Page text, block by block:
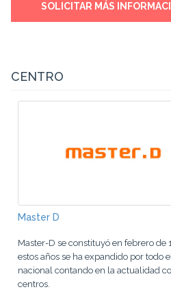
SOLICITAR MÁS
CENTRO
Master D
Master-D se constituyó en febrero de
estos años se ha expandido por todo
nacional contando en la actualidad
centros.